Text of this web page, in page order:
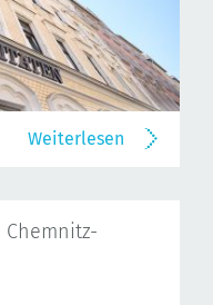
Weiterlesen